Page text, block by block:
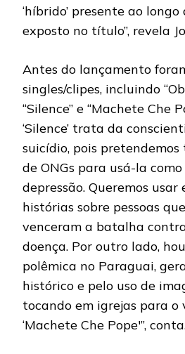
‘híbrido’ presente ao
exposto no título”, revela
Antes do lançamento
singles/clipes, incluindo
“Silence” e “Machete Che
‘Silence’ trata da
suicídio, pois
de ONGs para usá-la
depressão. Queremos
histórias sobre pessoas
venceram a batalha
doença. Por outro lado,
polêmica no Paraguai,
histórico e pelo uso de
tocando em igrejas para o
‘Machete Che Pope'”,